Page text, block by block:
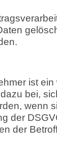
ist
bei,
wenn
der
der